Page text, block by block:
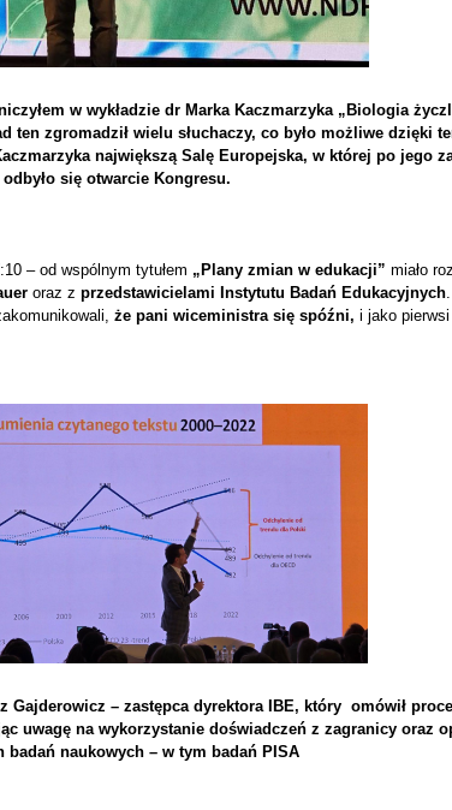
w wykładzie dr Marka Kaczmarzyka „Biologia
ten zgromadził wielu słuchaczy, co było możliwe dzięki
największą Salę Europejska, w której po jego
odbyło się otwarcie Kongresu.
– od wspólnym tytułem „Plany zmian w edukacji” miało
oraz z przedstawicielami Instytutu Badań Edukacyjnych
że pani wiceministra się spóźni, i jako pierwsi
Gajderowicz – zastępca dyrektora IBE, który omówił
uwagę na wykorzystanie doświadczeń z zagranicy oraz
badań naukowych – w tym badań PISA